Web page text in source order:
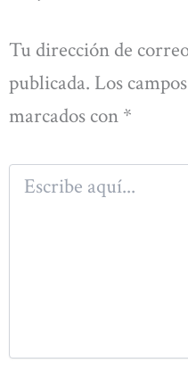
Tu dirección de
publicada. Los
marcados con *
Escribe
aquí...